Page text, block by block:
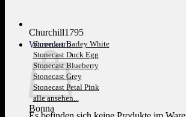
Warenkorb
Churchill1795
Stonecast Barley White
Stonecast Duck Egg
Stonecast Blueberry
Stonecast Grey
Stonecast Petal Pink
alle ansehen...
Bonna